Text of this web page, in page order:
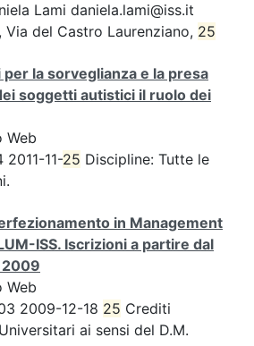
Lami daniela.lami@iss.it
Via del Castro Laurenziano, 25
la sorveglianza e la presa
soggetti autistici il ruolo dei
Web
2011-11-25 Discipline: Tutte le
in Management
ISS. Iscrizioni a partire dal
Web
2009-12-18 25 Crediti
ai sensi del D.M.